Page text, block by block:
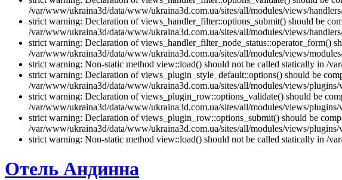
/var/www/ukraina3d/data/www/ukraina3d.com.ua/sites/all/modules/views/
strict warning: Declaration of views_handler_filter::options_submit() should be
/var/www/ukraina3d/data/www/ukraina3d.com.ua/sites/all/modules/views/
strict warning: Declaration of
/var/www/ukraina3d/data/www/ukraina3d.com.ua/sites/all/modules/views/
strict warning: Non-static method view::load() should not be called statically in /
strict warning: Declaration of views_plugin_style_default::options() should be
/var/www/ukraina3d/data/www/ukraina3d.com.ua/sites/all/modules/views/
strict warning: Declaration of views_plugin_row::options_validate() should be
/var/www/ukraina3d/data/www/ukraina3d.com.ua/sites/all/modules/views/
strict warning: Declaration of views_plugin_row::options_submit() should be
/var/www/ukraina3d/data/www/ukraina3d.com.ua/sites/all/modules/views/
strict warning: Non-static method view::load() should not be called statically in /
Отель Андинна